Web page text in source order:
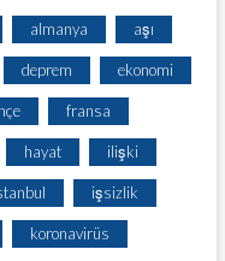
almanya aşı
deprem ekonomi
fransa
hayat ilişki
işsizlik
koronavirüs